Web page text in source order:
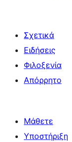
Σχετικά
Ειδήσεις
Φιλοξενία
Απόρρητο
Μάθετε
Υποστήριξη